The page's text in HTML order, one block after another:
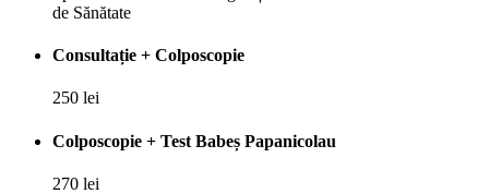
de Sănătate
Consultație + Colposcopie
250 lei
Colposcopie + Test Babeș Papanicolau
270 lei